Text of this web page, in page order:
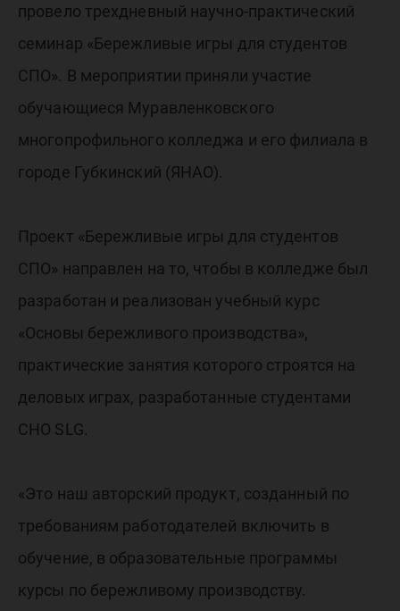
провело трехдневный научно-практический
семинар «Бережливые игры для студентов
СПО». В мероприятии приняли участие
обучающиеся Муравленковского
многопрофильного колледжа и его филиала в
городе Губкинский (ЯНАО).
Проект «Бережливые игры для студентов
СПО» направлен на то, чтобы в колледже был
разработан и реализован учебный курс
«Основы бережливого производства»,
практические занятия которого строятся на
деловых играх, разработанные студентами
СНО SLG.
«Это наш авторский продукт, созданный по
требованиям работодателей включить в
обучение, в образовательные программы
курсы по бережливому производству.